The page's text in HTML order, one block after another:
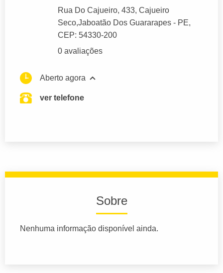
Rua Do Cajueiro, 433, Cajueiro
Seco,Jaboatão Dos Guararapes - PE,
CEP: 54330-200
0 avaliações
Aberto agora
ver telefone
Sobre
Nenhuma informação disponível ainda.